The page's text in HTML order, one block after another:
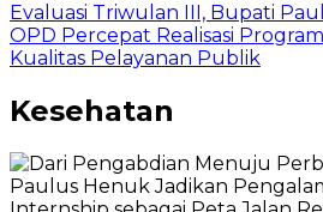
Evaluasi Triwulan III, Bupati
OPD Percepat Realisasi
Kualitas Pelayanan Publik
Kesehatan